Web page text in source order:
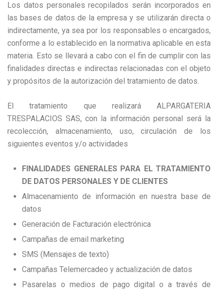
Los datos personales recopilados serán incorporados en
las bases de datos de la empresa y se utilizarán directa o
indirectamente, ya sea por los responsables o encargados,
conforme a lo establecido en la normativa aplicable en esta
materia. Esto se llevará a cabo con el fin de cumplir con las
finalidades directas e indirectas relacionadas con el objeto
y propósitos de la autorización del tratamiento de datos.
El tratamiento que realizará ALPARGATERIA
TRESPALACIOS SAS, con la información personal será la
recolección, almacenamiento, uso, circulación de los
siguientes eventos y/o actividades
FINALIDADES GENERALES PARA EL TRATAMIENTO
DE DATOS PERSONALES Y DE CLIENTES
Almacenamiento de información en nuestra base de
datos
Generación de Facturación electrónica
Campañas de email marketing
SMS (Mensajes de texto)
Campañas Telemercadeo y actualización de datos
Pasarelas o medios de pago digital o a través de